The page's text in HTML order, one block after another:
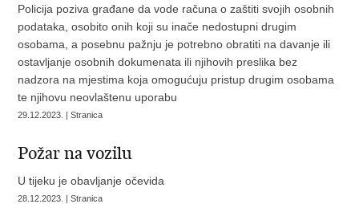
Policija poziva građane da vode računa o zaštiti svojih osobnih
podataka, osobito onih koji su inače nedostupni drugim
osobama, a posebnu pažnju je potrebno obratiti na davanje ili
ostavljanje osobnih dokumenata ili njihovih preslika bez
nadzora na mjestima koja omogućuju pristup drugim osobama
te njihovu neovlaštenu uporabu
29.12.2023. | Stranica
Požar na vozilu
U tijeku je obavljanje očevida
28.12.2023. | Stranica